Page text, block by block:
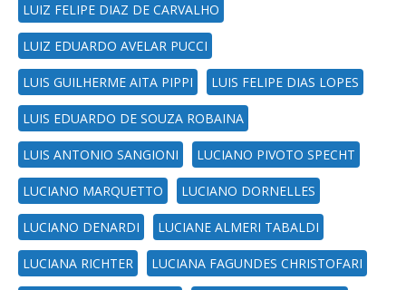
LUIZ FELIPE DIAZ DE CARVALHO
LUIZ EDUARDO AVELAR PUCCI
LUIS GUILHERME AITA PIPPI LUIS FELIPE DIAS LOPES
LUIS EDUARDO DE SOUZA ROBAINA
LUIS ANTONIO SANGIONI LUCIANO PIVOTO SPECHT
LUCIANO MARQUETTO LUCIANO DORNELLES
LUCIANO DENARDI LUCIANE ALMERI TABALDI
LUCIANA RICHTER LUCIANA FAGUNDES CHRISTOFARI